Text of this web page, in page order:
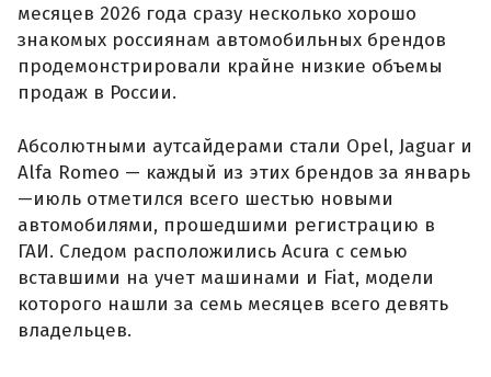
месяцев 2026 года сразу несколько хорошо
знакомых россиянам автомобильных брендов
продемонстрировали крайне низкие объемы
продаж в России.
Абсолютными аутсайдерами стали Opel, Jaguar и
Alfa Romeo — каждый из этих брендов за январь
—июль отметился всего шестью новыми
автомобилями, прошедшими регистрацию в
ГАИ. Следом расположились Acura с семью
вставшими на учет машинами и Fiat, модели
которого нашли за семь месяцев всего девять
владельцев.